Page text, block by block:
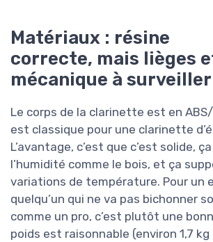
Matériaux : résine
correcte, mais lièges
mécanique à surveiller
Le corps de la clarinette est en
est classique pour une clarinette
L’avantage, c’est que c’est solide,
l’humidité comme le bois, et ça
variations de température. Pour un
quelqu’un qui ne va pas bichonner
comme un pro, c’est plutôt une
poids est raisonnable (environ 1,7 kg